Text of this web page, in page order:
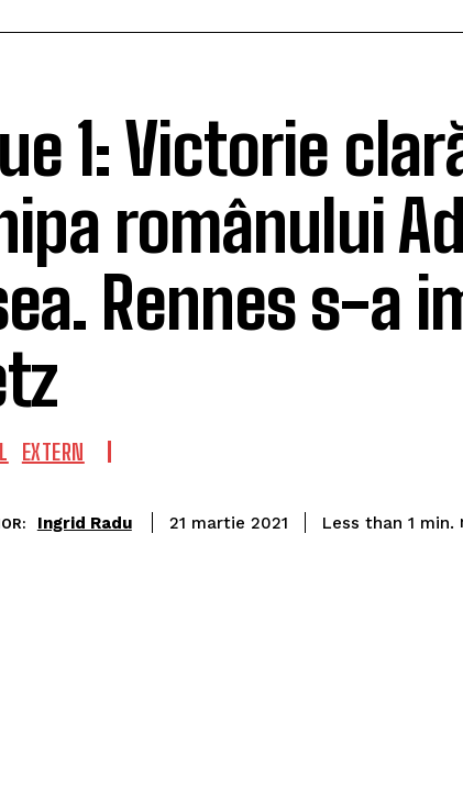
1: Victorie
românului
Rennes s-a
EXTERN
Ingrid Radu 21 martie 2021 Less than 1 min.